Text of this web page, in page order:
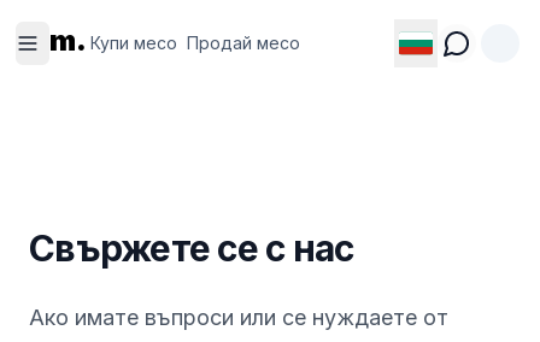
m. Купи месо Продай месо
месо
месо
Свържете се с нас
Ако имате въпроси или се нуждаете от